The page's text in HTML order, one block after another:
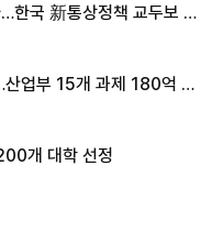
한국 新통상정책 교두보 활
업부 15개 과제 180억 지
개 대학 선정